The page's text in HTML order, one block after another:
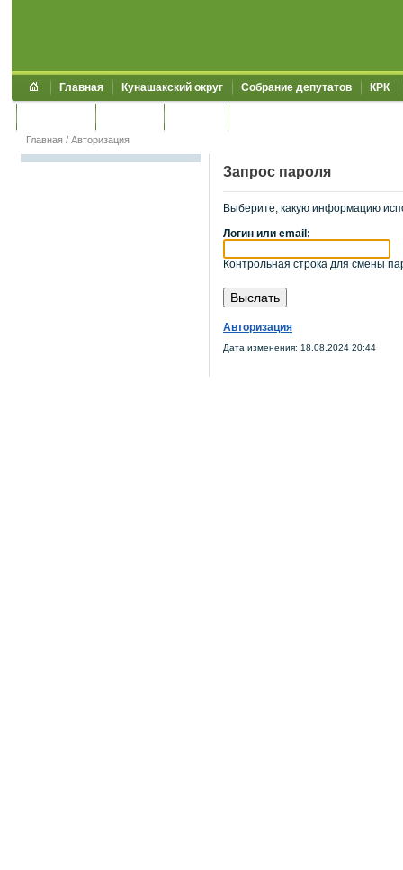
Главная Кунашакский округ Собрание депутатов КРК
Главная / Авторизация
Запрос пароля
Выберите, какую информацию
Логин или email:
Контрольная строка для смены
Авторизация
Дата изменения: 18.08.2024 20:44